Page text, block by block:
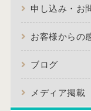
申し込み・お
お客様からの
ブログ
メディア掲載